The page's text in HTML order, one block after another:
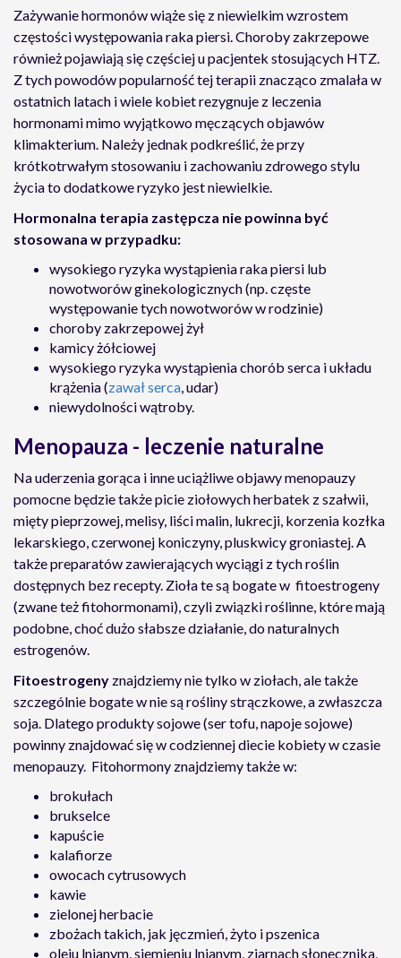
Zażywanie hormonów wiąże się z niewielkim wzrostem
częstości występowania raka piersi. Choroby zakrzepowe
również pojawiają się częściej u pacjentek stosujących HTZ.
Z tych powodów popularność tej terapii znacząco zmalała w
ostatnich latach i wiele kobiet rezygnuje z leczenia
hormonami mimo wyjątkowo męczących objawów
klimakterium. Należy jednak podkreślić, że przy
krótkotrwałym stosowaniu i zachowaniu zdrowego stylu
życia to dodatkowe ryzyko jest niewielkie.
Hormonalna terapia zastępcza nie powinna być
stosowana w przypadku:
wysokiego ryzyka wystąpienia raka piersi lub
nowotworów ginekologicznych (np. częste
występowanie tych nowotworów w rodzinie)
choroby zakrzepowej żył
kamicy żółciowej
wysokiego ryzyka wystąpienia chorób serca i układu
krążenia (zawał serca, udar)
niewydolności wątroby.
Menopauza - leczenie naturalne
Na uderzenia gorąca i inne uciążliwe objawy menopauzy
pomocne będzie także picie ziołowych herbatek z szałwii,
mięty pieprzowej, melisy, liści malin, lukrecji, korzenia kozłka
lekarskiego, czerwonej koniczyny, pluskwicy groniastej. A
także preparatów zawierających wyciągi z tych roślin
dostępnych bez recepty. Zioła te są bogate w fitoestrogeny
(zwane też fitohormonami), czyli związki roślinne, które mają
podobne, choć dużo słabsze działanie, do naturalnych
estrogenów.
Fitoestrogeny znajdziemy nie tylko w ziołach, ale także
szczególnie bogate w nie są rośliny strączkowe, a zwłaszcza
soja. Dlatego produkty sojowe (ser tofu, napoje sojowe)
powinny znajdować się w codziennej diecie kobiety w czasie
menopauzy. Fitohormony znajdziemy także w:
brokułach
brukselce
kapuście
kalafiorze
owocach cytrusowych
kawie
zielonej herbacie
zbożach takich, jak jęczmień, żyto i pszenica
oleju lnianym, siemieniu lnianym, ziarnach słonecznika,